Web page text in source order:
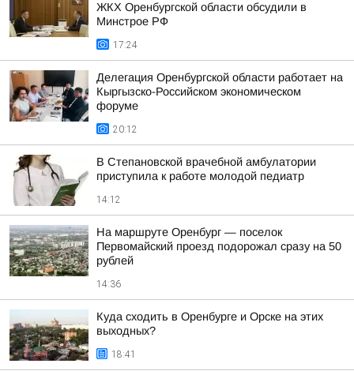
ЖКХ Оренбургской области обсудили в
Минстрое РФ
17:24
Делегация Оренбургской области работает на
Кыргызско-Российском экономическом
форуме
20:12
В Степановской врачебной амбулатории
приступила к работе молодой педиатр
14:12
На маршруте Оренбург — поселок
Первомайский проезд подорожал сразу на 50
рублей
14:36
Куда сходить в Оренбурге и Орске на этих
выходных?
18:41